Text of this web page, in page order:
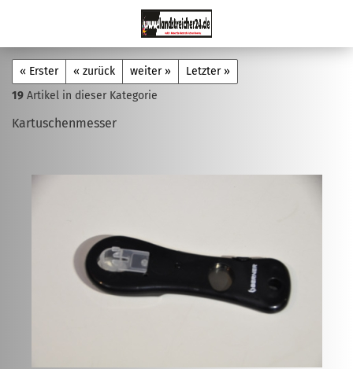
« Erster « zurück weiter »
Letzter »
19 Artikel in dieser Kategorie
Kartuschenmesser